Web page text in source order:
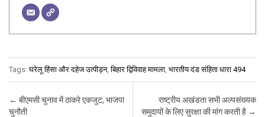
Tags:घरेलू हिंसा और दहेज उत्पीड़न,बिहार द्विविवाह मामला भारतीय दंड संहिता धारा 494
Post navigation
← बीएमसी चुनाव में ठाकरे एकजुट, भाजपा
चुनौती
राष्ट्रीय अखंडता सभी अल्पसंख्यक
समुदायों के लिए सुरक्षा की मांग करती है →